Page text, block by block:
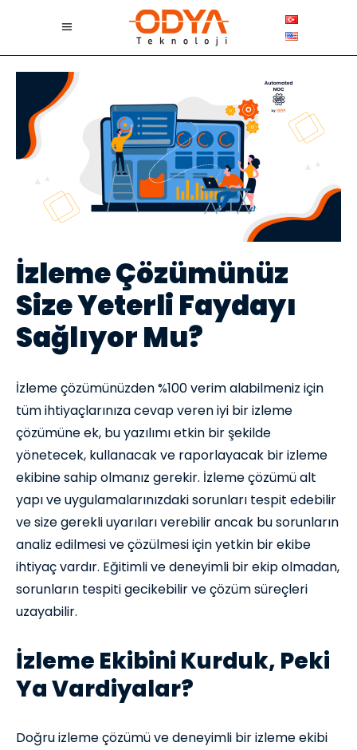
İzleme Çözümünüz
Size Yeterli Faydayı
Sağlıyor Mu?
İzleme çözümünüzden %100 verim alabilmeniz için
tüm ihtiyaçlarınıza cevap veren iyi bir izleme
çözümüne ek, bu yazılımı etkin bir şekilde
yönetecek, kullanacak ve raporlayacak bir izleme
ekibine sahip olmanız gerekir. İzleme çözümü alt
yapı ve uygulamalarınızdaki sorunları tespit edebilir
ve size gerekli uyarıları verebilir ancak bu sorunların
analiz edilmesi ve çözülmesi için yetkin bir ekibe
ihtiyaç vardır. Eğitimli ve deneyimli bir ekip olmadan,
sorunların tespiti gecikebilir ve çözüm süreçleri
uzayabilir.
İzleme Ekibini Kurduk, Peki
Ya Vardiyalar?
Doğru izleme çözümü ve deneyimli bir izleme ekibi